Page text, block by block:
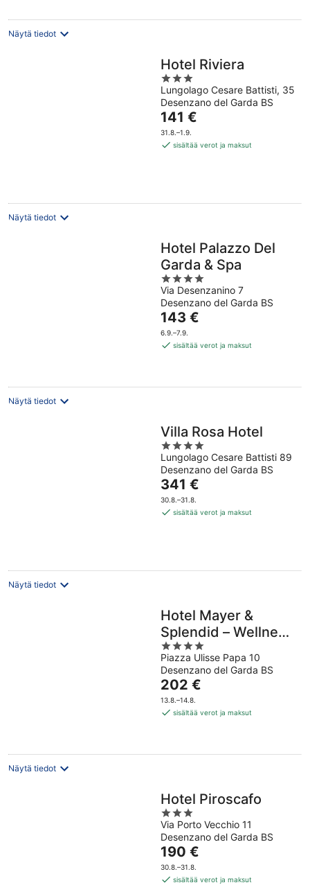
Näytä tiedot
Hotel Riviera
3
out
of
5
Lungolago Cesare Battisti, 35
Desenzano del Garda BS
Hinta
on
141 €
141 €
31.8.–1.9.
sisältää verot ja maksut
Näytä tiedot
Hotel Palazzo Del
Garda & Spa
4
out
of
5
Via Desenzanino 7
Desenzano del Garda BS
Hinta
on
143 €
143 €
6.9.–7.9.
sisältää verot ja maksut
Näytä tiedot
Villa Rosa Hotel
4
out
of
5
Lungolago Cesare Battisti 89
Desenzano del Garda BS
Hinta
on
341 €
341 €
30.8.–31.8.
sisältää verot ja maksut
Näytä tiedot
Hotel Mayer &
Splendid – Wellness
e Spa
4
out
of
5
Piazza Ulisse Papa 10
Desenzano del Garda BS
Hinta
on
202 €
202 €
13.8.–14.8.
sisältää verot ja maksut
Näytä tiedot
Hotel Piroscafo
3
out
of
5
Via Porto Vecchio 11
Desenzano del Garda BS
Hinta
on
190 €
190 €
30.8.–31.8.
sisältää verot ja maksut